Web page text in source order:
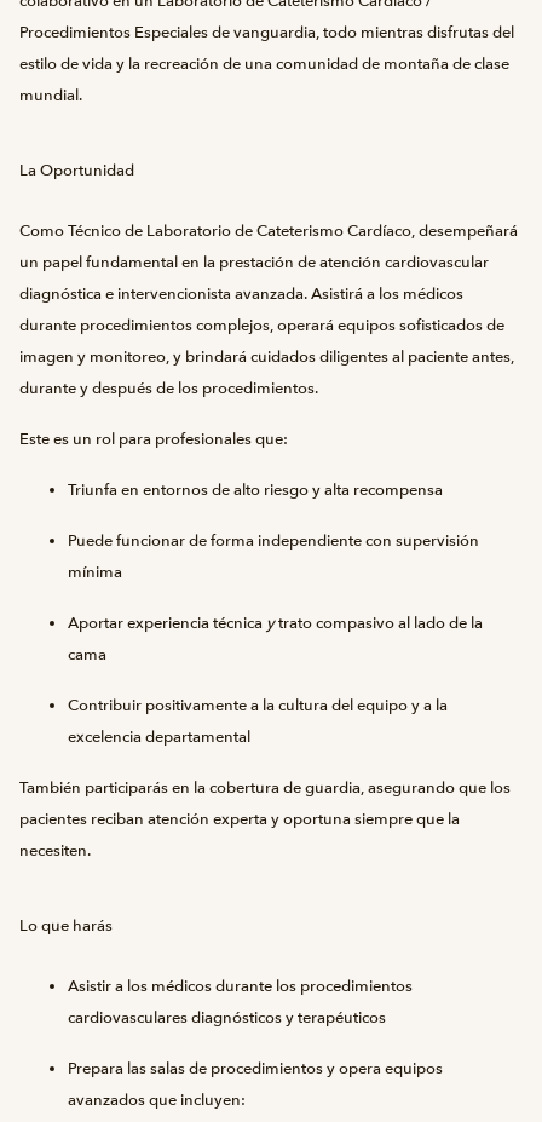
Procedimientos Especiales de vanguardia, todo mientras disfrutas del
estilo de vida y la recreación de una comunidad de montaña de clase
mundial.
La Oportunidad
Como Técnico de Laboratorio de Cateterismo Cardíaco, desempeñará
un papel fundamental en la prestación de atención cardiovascular
diagnóstica e intervencionista avanzada. Asistirá a los médicos
durante procedimientos complejos, operará equipos sofisticados de
imagen y monitoreo, y brindará cuidados diligentes al paciente antes,
durante y después de los procedimientos.
Este es un rol para profesionales que:
Triunfa en entornos de alto riesgo y alta recompensa
Puede funcionar de forma independiente con supervisión
mínima
Aportar experiencia técnica ytrato compasivo al lado de la
cama
Contribuir positivamente a la cultura del equipo y a la
excelencia departamental
También participarás en la cobertura de guardia, asegurando que los
pacientes reciban atención experta y oportuna siempre que la
necesiten.
Lo que harás
Asistir a los médicos durante los procedimientos
cardiovasculares diagnósticos y terapéuticos
Prepara las salas de procedimientos y opera equipos
avanzados que incluyen: